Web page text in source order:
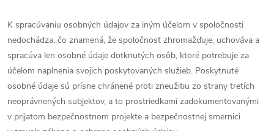
K spracúvaniu osobných údajov za iným účelom v spoločnosti
nedochádza, čo znamená, že spoločnosť zhromažďuje, uchováva a
spracúva len osobné údaje dotknutých osôb, ktoré potrebuje za
účelom naplnenia svojich poskytovaných služieb. Poskytnuté
osobné údaje sú prísne chránené proti zneužitiu zo strany tretích
neoprávnených subjektov, a to prostriedkami zadokumentovanými
v prijatom bezpečnostnom projekte a bezpečnostnej smernici